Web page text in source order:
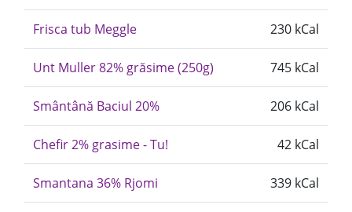
Frisca tub Meggle 230 kCal
Unt Muller 82% grăsime (250g) 745 kCal
Smântână Baciul 20% 206 kCal
Chefir 2% grasime - Tu! 42 kCal
Smantana 36% Rjomi 339 kCal